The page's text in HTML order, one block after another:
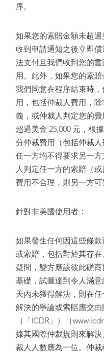
序。
如果您的索賠金額未超過
收到申請通知之後立即
法支付且我們收到您的
用。此外，如果您的索賠
我們同意在程序結束時
用，包括仲裁人費用，
義，或仲裁人判定您的
超過美金 25,000 元，根
分仲裁費用（包括仲裁人
任一方均不得要求另一
人判定任一方的索賠（
費用不合理，則另一方可
針對非美國使用者：
如果發生任何因這些條
或索賠，包括對於其存
疑問，雙方應該彼此磋
基礎，試圖達到令人滿
天內未獲得解決，則在
解決的爭論或索賠應交
（「ICDR」）（
據其國際仲裁規則來解
裁人人數應為一位。仲